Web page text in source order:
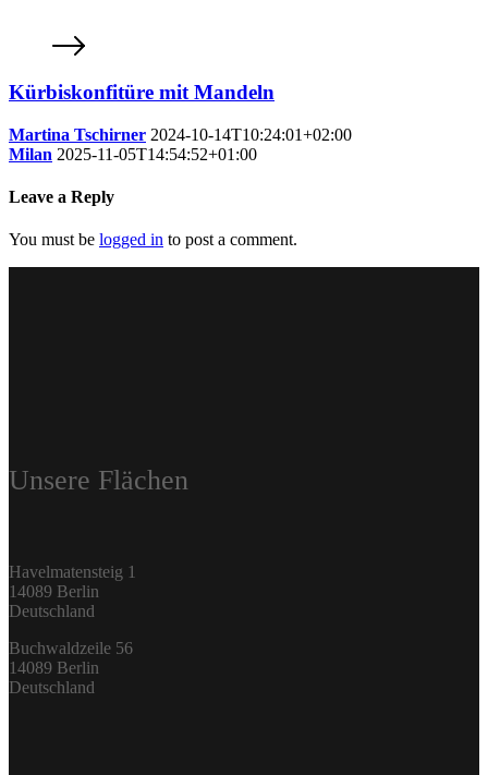
Kürbiskonfitüre mit Mandeln
Martina Tschirner 2024-10-14T10:24:01+02:00
Milan 2025-11-05T14:54:52+01:00
Leave a Reply
You must be logged in to post a comment.
Unsere Flächen
Havelmatensteig 1
14089 Berlin
Deutschland
Buchwaldzeile 56
14089 Berlin
Deutschland